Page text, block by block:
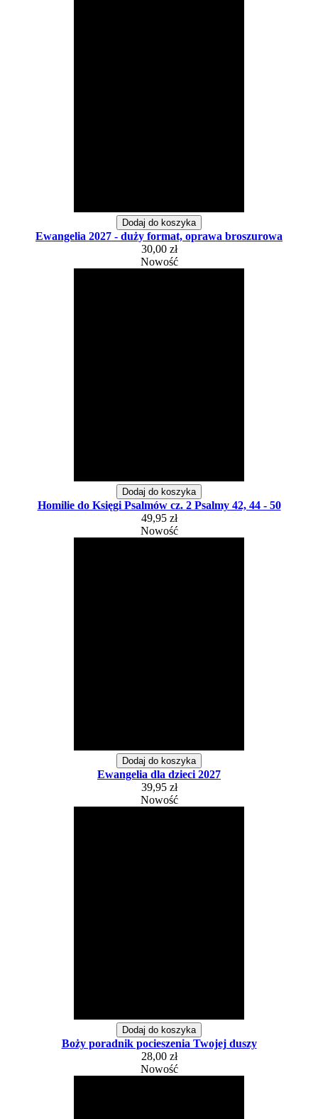
Dodaj do koszyka
Ewangelia 2027 - duży format, oprawa broszurowa
30,00 zł
Nowość
Dodaj do koszyka
Homilie do Księgi Psalmów cz. 2 Psalmy 42, 44 - 50
49,95 zł
Nowość
Dodaj do koszyka
Ewangelia dla dzieci 2027
39,95 zł
Nowość
Dodaj do koszyka
Boży poradnik pocieszenia Twojej duszy
28,00 zł
Nowość